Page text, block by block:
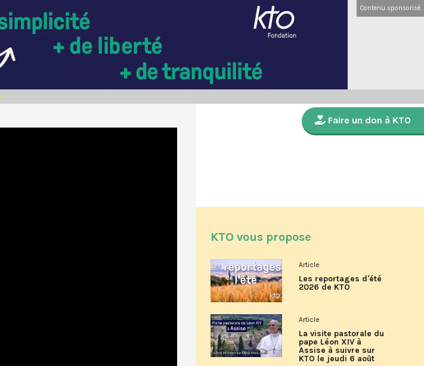
Contenu sponsorisé
Faire un don à KTO
KTO vous propose
Article
Les reportages d'été
2026 de KTO
Article
La visite pastorale du
pape Léon XIV à
Assise à suivre sur
KTO le jeudi 6 août